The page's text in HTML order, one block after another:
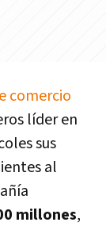
comercio
líder en
sus
al
millones,